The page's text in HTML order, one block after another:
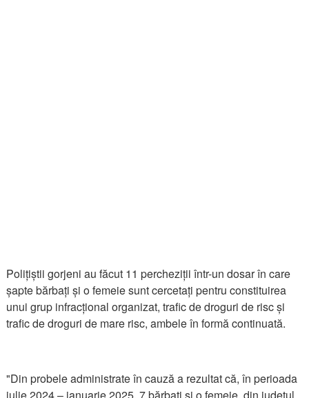
Polițiștii gorjeni au făcut 11 percheziții într-un dosar în care
șapte bărbați și o femeie sunt cercetați pentru constituirea
unui grup infracțional organizat, trafic de droguri de risc și
trafic de droguri de mare risc, ambele în formă continuată.
"Din probele administrate în cauză a rezultat că, în perioada
iulie 2024 – ianuarie 2025, 7 bărbați și o femeie, din județul